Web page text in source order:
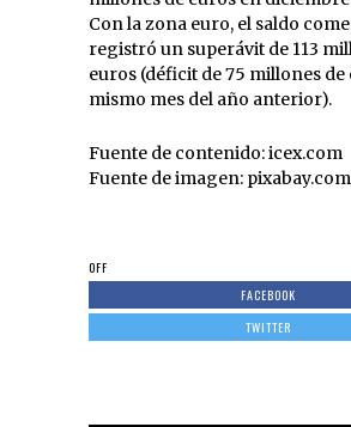
Con la zona euro, el saldo
registró un superávit de 113
euros (déficit de 75 millones de
mismo mes del año anterior).
Fuente de contenido: icex.com
Fuente de imagen: pixabay.com
OFF
FACEBOOK
TWITTER